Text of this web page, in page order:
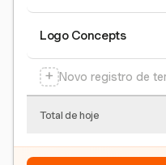
Logo Concepts
+ Novo registro de
Total de hoje